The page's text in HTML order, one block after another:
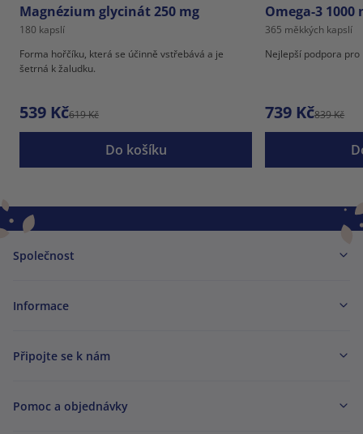
Magnézium glycinát 250 mg
180 kapslí
Forma hořčíku, která se účinně vstřebává a je
šetrná k žaludku.
539 Kč619 Kč
Do košíku
Omega-3 1000
365 měkkých kapslí
Nejlepší podpora
739 Kč839 Kč
Společnost
Informace
Připojte se k nám
Pomoc a objednávky